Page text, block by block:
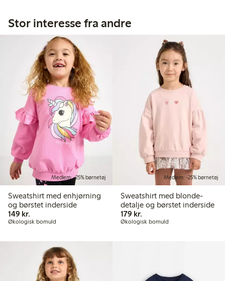
Stor interesse fra andre
Medlem: -25% børnetøj
Sweatshirt med enhjørning
og børstet inderside
149 kr.
Økologisk bomuld
Medlem: -25% børnetøj
Sweatshirt med blonde-
detalje og børstet inderside
179 kr.179,00 kr.
Økologisk bomuld